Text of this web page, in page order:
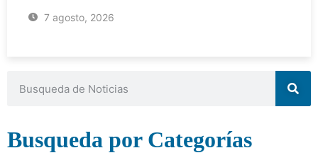
7 agosto, 2026
Busqueda por Categorías